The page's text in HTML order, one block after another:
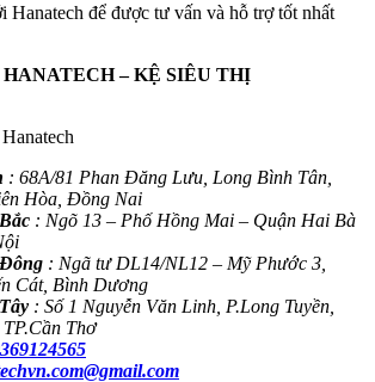
Hanatech để được tư vấn và hỗ trợ tốt nhất
– KỆ SIÊU THỊ
: 68A/81 Phan Đăng Lưu, Long Bình Tân,
Hòa, Đồng Nai
: Ngõ 13 – Phố Hồng Mai – Quận Hai Bà
: Ngã tư DL14/NL12 – Mỹ Phước 3,
Cát, Bình Dương
: Số 1 Nguyễn Văn Linh, P.Long Tuyền,
Thơ